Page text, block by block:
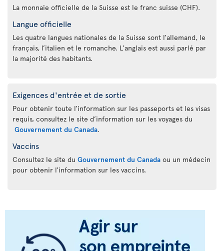
La monnaie officielle de la Suisse est le franc suisse (CHF).
Langue officielle
Les quatre langues nationales de la Suisse sont l’allemand, le
français, l’italien et le romanche. L’anglais est aussi parlé par
la majorité des habitants.
Exigences d'entrée et de sortie
Pour obtenir toute l’information sur les passeports et les visas
requis, consultez le site d’information sur les voyages du
Gouvernement du Canada.
Vaccins
Consultez le site du Gouvernement du Canada ou un médecin
pour obtenir l’information sur les vaccins.